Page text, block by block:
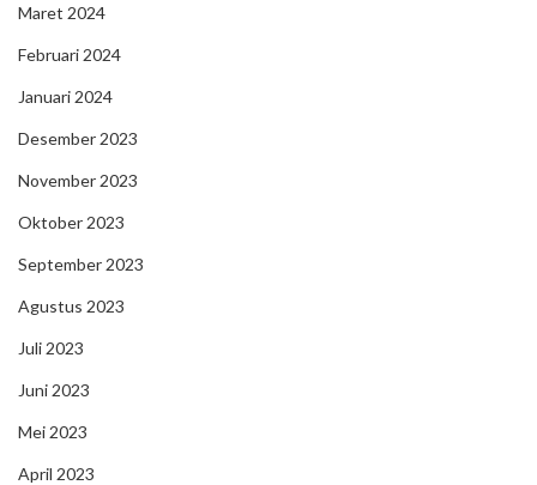
Maret 2024
Februari 2024
Januari 2024
Desember 2023
November 2023
Oktober 2023
September 2023
Agustus 2023
Juli 2023
Juni 2023
Mei 2023
April 2023